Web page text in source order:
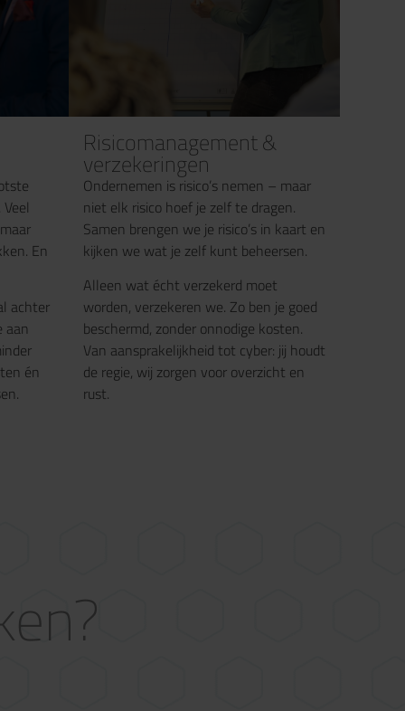
En
achter
aan
én
Risicomanagement &
verzekeringen
Ondernemen is risico’s nemen – maar
niet elk risico hoef je zelf te dragen.
Samen brengen we je risico’s in kaart en
kijken we wat je zelf kunt beheersen.
Alleen wat écht verzekerd moet
worden, verzekeren we. Zo ben je goed
beschermd, zonder onnodige kosten.
Van aansprakelijkheid tot cyber: jij houdt
de regie, wij zorgen voor overzicht en
rust.